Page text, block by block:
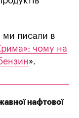
ми писали в
чому на
».
нафтової